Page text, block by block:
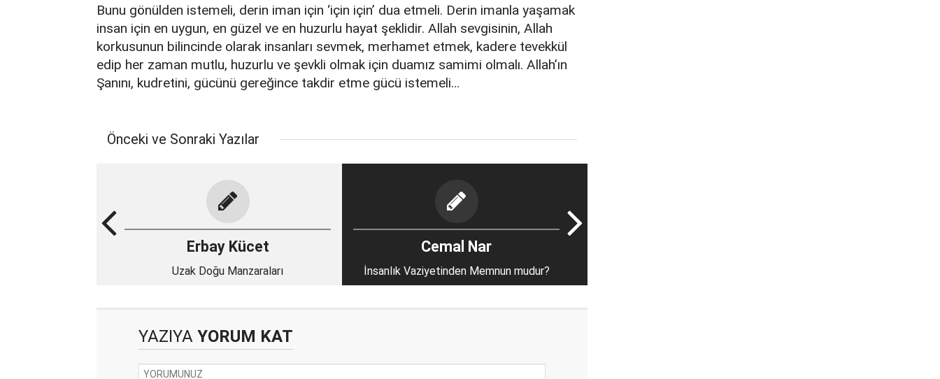
Bunu gönülden istemeli, derin iman için ‘için için’ dua etmeli. Derin imanla yaşamak
insan için en uygun, en güzel ve en huzurlu hayat şeklidir. Allah sevgisinin, Allah
korkusunun bilincinde olarak insanları sevmek, merhamet etmek, kadere tevekkül
edip her zaman mutlu, huzurlu ve şevkli olmak için duamız samimi olmalı. Allah’ın
Şanını, kudretini, gücünü gereğince takdir etme gücü istemeli…
Önceki ve Sonraki Yazılar
Erbay Kücet
Uzak Doğu Manzaraları
Cemal Nar
İnsanlık Vaziyetinden Memnun mudur?
YAZIYA YORUM KAT